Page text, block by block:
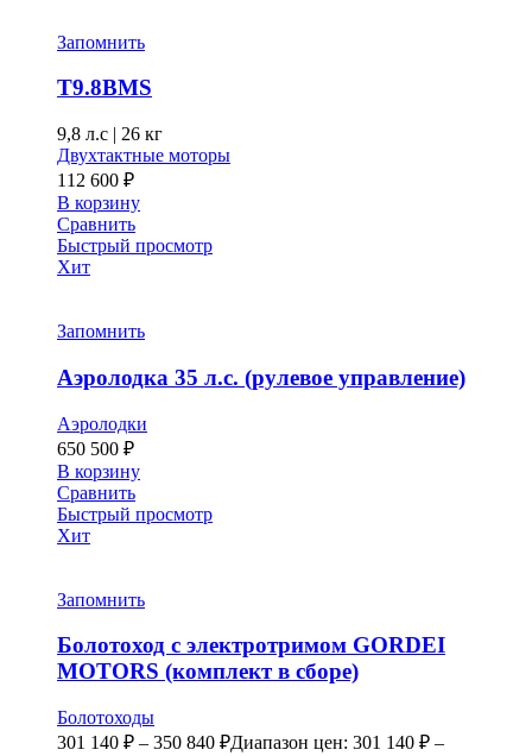
Запомнить
T9.8BMS
9,8 л.с | 26 кг
Двухтактные моторы
112 600 ₽
В корзину
Сравнить
Быстрый просмотр
Хит
Запомнить
Аэролодка 35 л.с. (рулевое управление)
Аэролодки
650 500 ₽
В корзину
Сравнить
Быстрый просмотр
Хит
Запомнить
Болотоход с электротримом GORDEI
MOTORS (комплект в сборе)
Болотоходы
301 140 ₽ – 350 840 ₽Диапазон цен: 301 140 ₽ –